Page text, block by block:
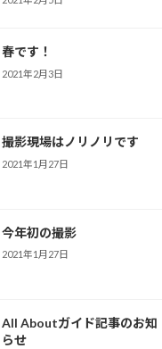
春です！
2021年2月3日
撮影現場はノリノリです
2021年1月27日
今年初の撮影
2021年1月27日
All Aboutガイド記事のお知
らせ